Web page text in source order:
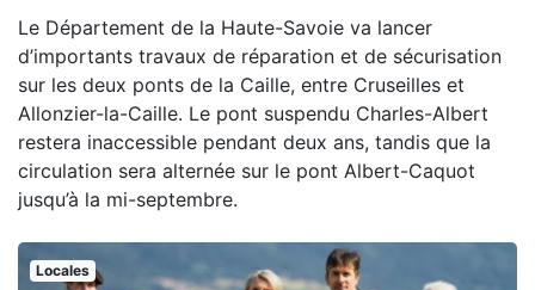
Le Département de la Haute-Savoie va lancer
d’importants travaux de réparation et de sécurisation
sur les deux ponts de la Caille, entre Cruseilles et
Allonzier-la-Caille. Le pont suspendu Charles-Albert
restera inaccessible pendant deux ans, tandis que la
circulation sera alternée sur le pont Albert-Caquot
jusqu’à la mi-septembre.
Locales